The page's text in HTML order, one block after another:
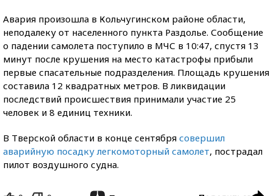
Авария произошла в Кольчугинском районе области,
неподалеку от населенного пункта Раздолье. Сообщение
о падении самолета поступило в МЧС в 10:47, спустя 13
минут после крушения на место катастрофы прибыли
первые спасательные подразделения. Площадь крушения
составила 12 квадратных метров. В ликвидации
последствий происшествия принимали участие 25
человек и 8 единиц техники.
В Тверской области в конце сентября совершил
аварийную посадку легкомоторный самолет, пострадал
пилот воздушного судна.